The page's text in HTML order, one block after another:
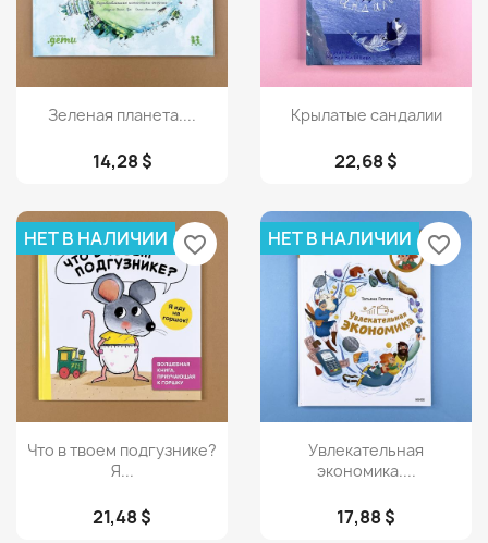
Просмотр
Зеленая планета....
14,28 $
Просмотр
Крылатые сандалии
22,68 $
Просмотр
Что в твоем подгузнике?
Я...
21,48 $
НЕТ В НАЛИЧИИ favorite_border
Просмотр
Увлекательная
экономика....
17,88 $
НЕТ В НАЛИЧИИ favorite_border